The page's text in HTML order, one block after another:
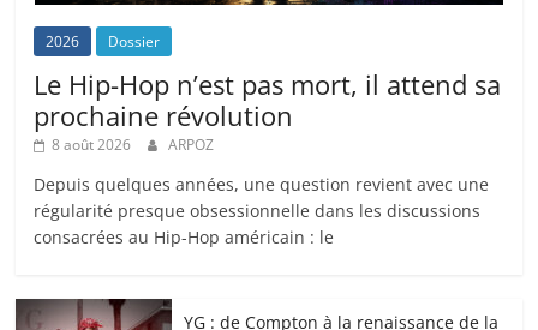
2026 Dossier
Le Hip-Hop n’est pas mort, il attend sa
prochaine révolution
8 août 2026 ARPOZ
Depuis quelques années, une question revient avec une
régularité presque obsessionnelle dans les discussions
consacrées au Hip-Hop américain : le
YG : de Compton à la renaissance de la